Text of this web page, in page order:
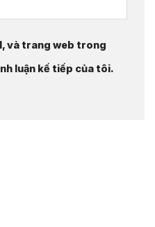
và trang web trong
luận kế tiếp của tôi.